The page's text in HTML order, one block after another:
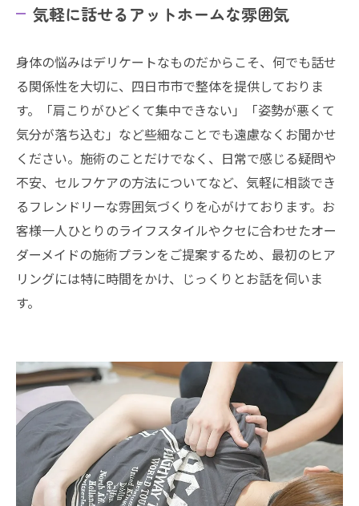
気軽に話せるアットホームな雰囲気
身体の悩みはデリケートなものだからこそ、何でも話せ
る関係性を大切に、四日市市で整体を提供しておりま
す。「肩こりがひどくて集中できない」「姿勢が悪くて
気分が落ち込む」など些細なことでも遠慮なくお聞かせ
ください。施術のことだけでなく、日常で感じる疑問や
不安、セルフケアの方法についてなど、気軽に相談でき
るフレンドリーな雰囲気づくりを心がけております。お
客様一人ひとりのライフスタイルやクセに合わせたオー
ダーメイドの施術プランをご提案するため、最初のヒア
リングには特に時間をかけ、じっくりとお話を伺いま
す。